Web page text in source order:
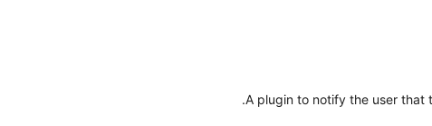
A plugin to notify the user that